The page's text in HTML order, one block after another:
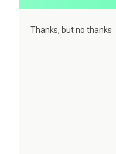
Thanks, but no thanks